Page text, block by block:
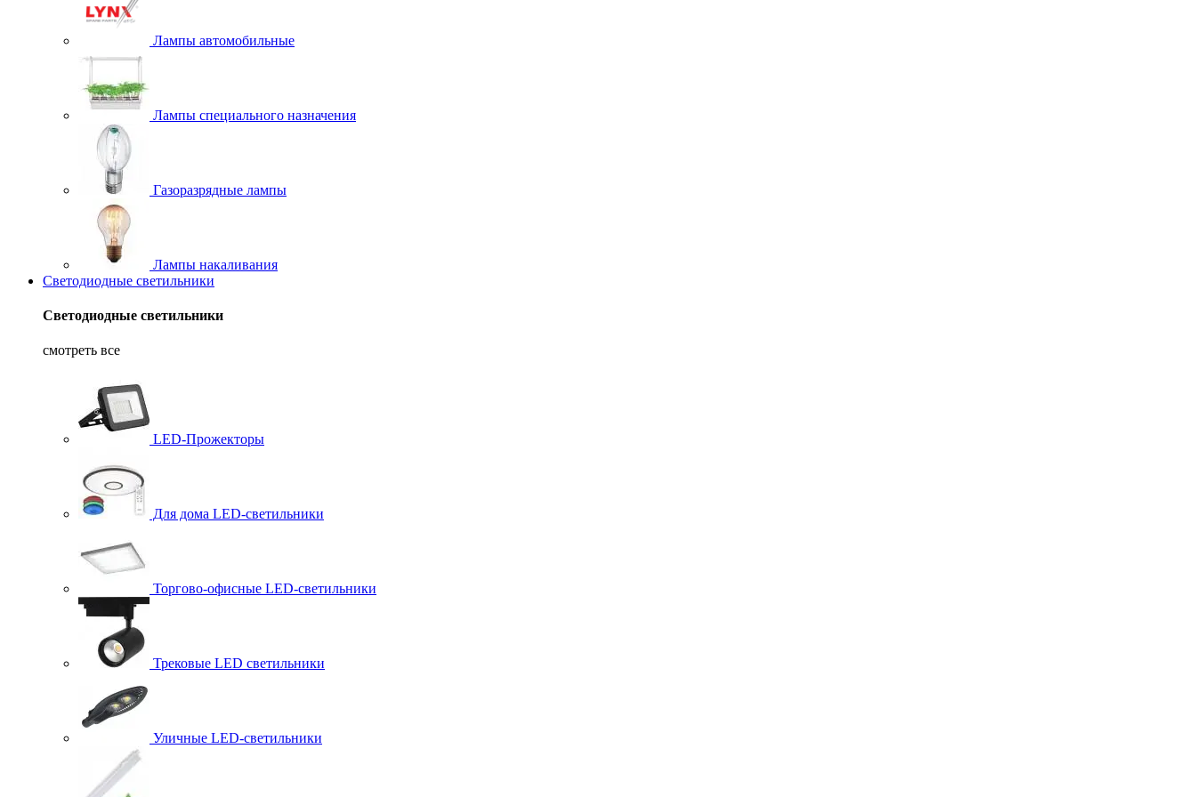
Лампы автомобильные
Лампы специального назначения
Газоразрядные лампы
Лампы накаливания
Светодиодные светильники
Светодиодные светильники
смотреть все
LED-Прожекторы
Для дома LED-светильники
Торгово-офисные LED-светильники
Трековые LED светильники
Уличные LED-светильники